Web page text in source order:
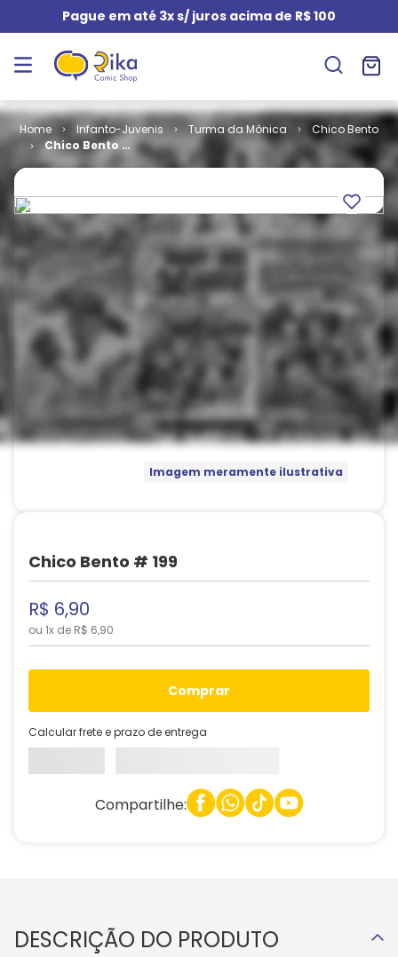
Pague em até 3x s/ juros acima de R$ 100
Infanto-Juvenis Turma da Mônica
Chico Bento
Chico Bento #
199
Imagem meramente ilustrativa
Chico Bento # 199
R$ 6,90
ou 1x de R$ 6,90
comprar
Calcular frete e prazo de entrega
Compartilhe:
DESCRIÇÃO DO PRODUTO